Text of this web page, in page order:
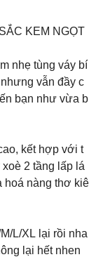
KEM NGỌT
nhẹ tùng váy bí
vẫn đầy c
bạn như vừa b
kết hợp với t
2 tầng lấp lá
hoá nàng thơ kiê
L/XL lại rồi nha
lại hết nhen